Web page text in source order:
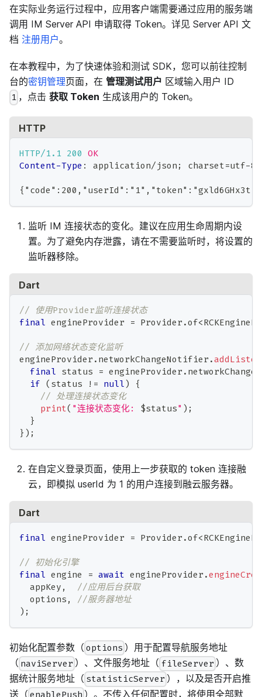
在实际业务运行过程中，应用客户端需要通过应用的服务端
调用 IM Server API 申请取得 Token。详见 Server API 文
档 注册用户。
在本教程中，为了快速体验和测试 SDK，您可以前往控制
台的密钥管理页面，在 管理测试用户 区域输入用户 ID
1 ，点击获取 Token 生成该用户的 Token。
HTTP
HTTP/1.1 200 OK
Content-Type : application/json; charset=utf-8
监听 IM 连接状态的变化。建议在应用生命周期内设
置。为了避免内存泄露，请在不需要监听时，将设置的
监听器移除。
Dart
// 使用Provider监听连接状态
final engineProvider = Provider .of<
// 添加网络状态变化监听
engineProvider . networkChangeNotifier .
final status = engineProvider .
if ( status != null)
{
// 处理连接状态变化
print( "连接状态变化: $status" ) ;
}
} ) ;
在自定义登录页面，使用上一步获取的 token 连接融
云，即模拟 userId 为 1 的用户连接到融云服务器。
Dart
final engineProvider = Provider .of<
// 初始化引擎
final engine = await engineProvider .
  appKey
,
//应用后台获取
  options
,
//服务器地址
) ;
初始化配置参数（ options ）用于配置导航服务地址
（ naviServer ）、文件服务地址（ fileServer ）、数
据统计服务地址（ statisticServer ），以及是否开启推
送（
）。不传入任何配置时，将使用全部默